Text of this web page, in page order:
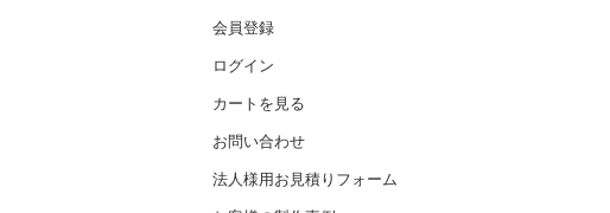
会員登録
ログイン
カートを見る
お問い合わせ
法人様用お見積りフォーム